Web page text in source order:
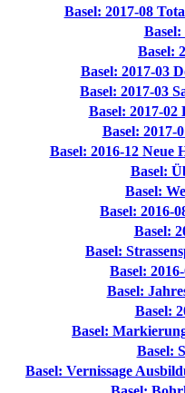
Basel: 2017-08
Basel:
Basel: 2017-03
Basel: 2017-03
Basel: 2017-
Basel: 2017-
Basel: 2016-12 Neue
Basel:
Basel:
Basel: 2016-
Basel:
Basel:
Basel:
Basel:
Basel:
Basel:
Basel:
Basel: Vernissage